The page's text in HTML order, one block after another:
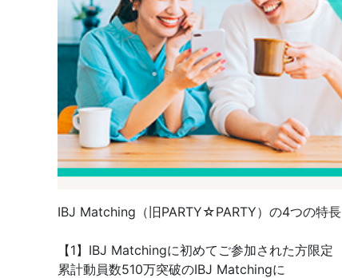
IBJ Matching（旧PARTY☆PARTY）の4つの特長
【1】IBJ Matchingに初めてご参加された方限定
累計動員数510万突破のIBJ Matchingに